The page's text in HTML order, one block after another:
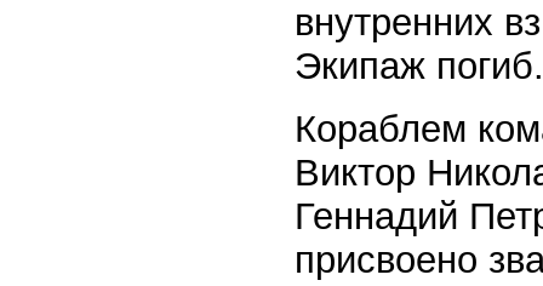
внутренних
Экипаж погиб.
Кораблем
Виктор
Геннадий
присвоено